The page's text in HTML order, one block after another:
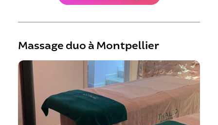
Massage duo à Montpellier